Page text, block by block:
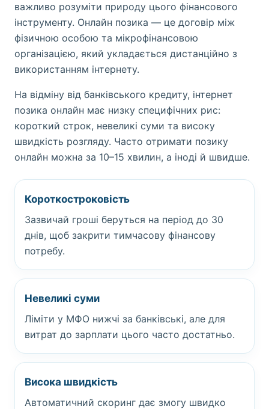
важливо розуміти природу цього фінансового
інструменту. Онлайн позика — це договір між
фізичною особою та мікрофінансовою
організацією, який укладається дистанційно з
використанням інтернету.
На відміну від банківського кредиту, інтернет
позика онлайн має низку специфічних рис:
короткий строк, невеликі суми та високу
швидкість розгляду. Часто отримати позику
онлайн можна за 10–15 хвилин, а іноді й швидше.
Короткостроковість
Зазвичай гроші беруться на період до 30
днів, щоб закрити тимчасову фінансову
потребу.
Невеликі суми
Ліміти у МФО нижчі за банківські, але для
витрат до зарплати цього часто достатньо.
Висока швидкість
Автоматичний скоринг дає змогу швидко